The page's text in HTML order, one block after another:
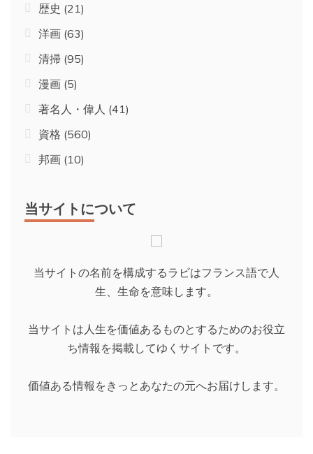
歴史 (21)
洋画 (63)
清掃 (95)
漫画 (5)
著名人・偉人 (41)
資格 (560)
邦画 (10)
当サイトについて
当サイトの名前を構成するラビはフランス語で人
生、生命を意味します。
当サイトは人生を価値あるものとするためのお役立
ち情報を掲載してゆくサイトです。
価値ある情報をきっとあなたの元へお届けします。